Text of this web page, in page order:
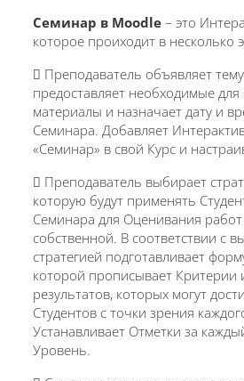
Семинар в Moodle – это
которое проиходит в несколько
 Преподаватель объявляет
предоставляет необходимые для
материалы и назначает дату и
Семинара. Добавляет
«Семинар» в свой Курс и
 Преподаватель выбирает
которую будут применять
Семинара для Оценивания работ
собственной. В соответствии с
стратегией подготавливает
которой прописывает Критерии
результатов, которых могут
Студентов с точки зрения
Устанавливает Отметки за
Уровень.